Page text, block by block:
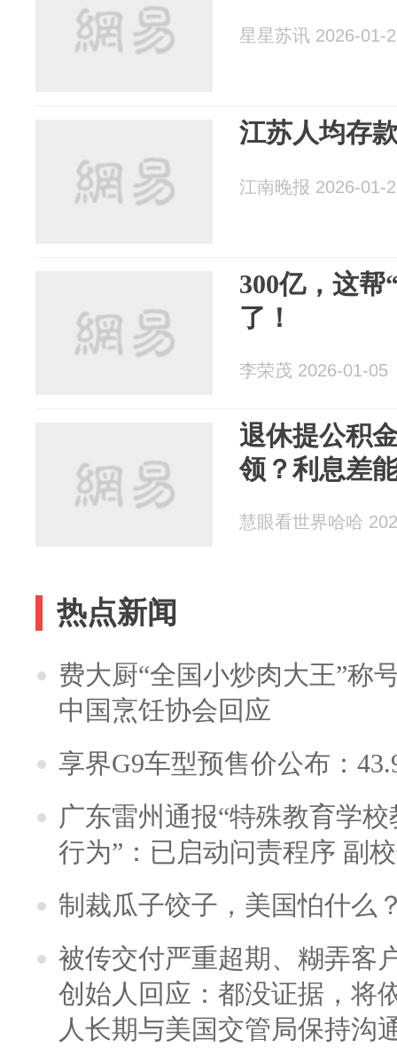
星星苏讯 2026-01-
江苏人均存
江南晚报 2026-01-
300亿，这帮
了！
李荣茂 2026-01-05
退休提公积
领？利息差
慧眼看世界哈哈
热点新闻
费大厨“全国小炒肉大王”称
中国烹饪协会回应
享界G9车型预售价公布：
广东雷州通报“特殊教育学
行为”：已启动问责程序 副
制裁瓜子饺子，美国怕什么
被传交付严重超期、糊弄客
创始人回应：都没证据，将
人长期与美国交管局保持沟